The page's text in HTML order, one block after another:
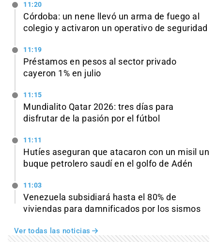
11:20
Córdoba: un nene llevó un arma de fuego al
colegio y activaron un operativo de seguridad
11:19
Préstamos en pesos al sector privado
cayeron 1% en julio
11:15
Mundialito Qatar 2026: tres días para
disfrutar de la pasión por el fútbol
11:11
Hutíes aseguran que atacaron con un misil un
buque petrolero saudí en el golfo de Adén
11:03
Venezuela subsidiará hasta el 80% de
viviendas para damnificados por los sismos
Ver todas las noticias